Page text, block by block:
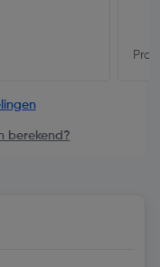
berekend?